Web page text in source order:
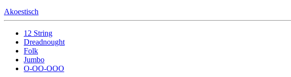
Akoestisch
12 String
Dreadnought
Folk
Jumbo
O-OO-OOO